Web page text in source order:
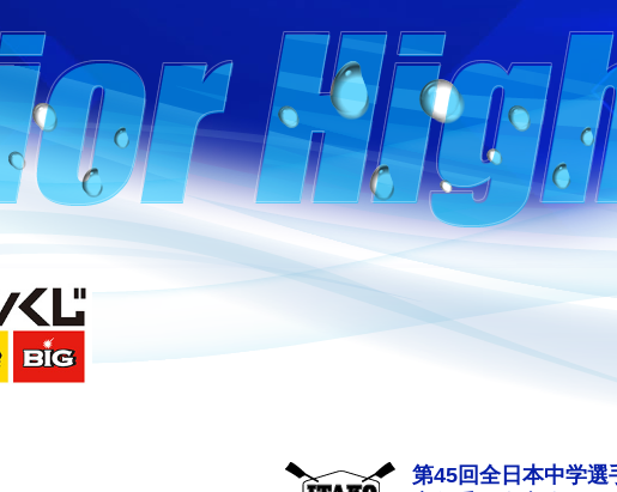
第45回全日本中学選